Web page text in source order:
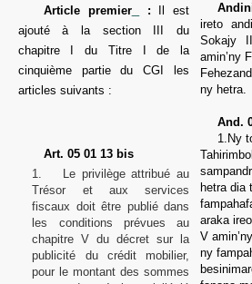
Article premier :
Il est
ajouté à la section III du
chapitre I du Titre I de la
cinquième partie du CGI les
articles suivants :
Art. 05 01 13 bis
1.
Le privilège attribué au
Trésor et aux services
fiscaux doit être publié dans
les conditions prévues au
chapitre V du décret sur la
publicité du crédit mobilier,
pour le montant des sommes
ireto
Sokajy
amin’ny
ny hetra.
And.
1.Ny
hetra dia
araka
V
ny